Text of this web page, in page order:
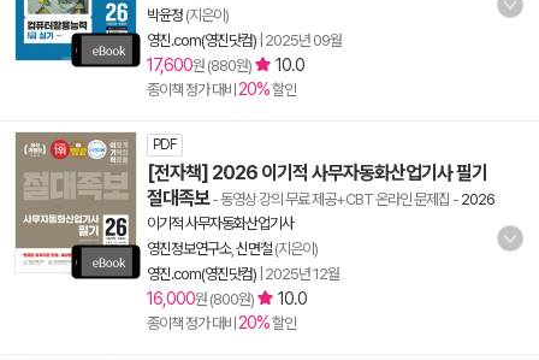
박윤정 (지은이)
영진.com(영진닷컴) 2025년 09월
17,600원 (880원) 10.0
종이책 정가 대비 20%할인
PDF
[전자책] 2026 이기적 사무자동화산업기사 필기
절대족보- 동영상 강의 무료 제공+CBT 온라인 문제집 - 2026
이기적 사무자동화산업기사
영진정보연구소, 신면철 (지은이)
영진.com(영진닷컴) 2025년 12월
16,000원 (800원) 10.0
종이책 정가 대비 20%할인